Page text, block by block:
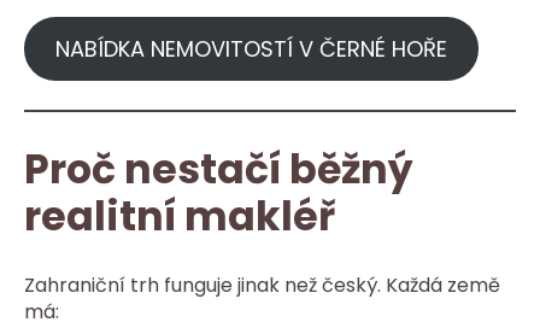
NABÍDKA NEMOVITOSTÍ V ČERNÉ HOŘE
Proč nestačí běžný
realitní makléř
Zahraniční trh funguje jinak než český. Každá země
má: